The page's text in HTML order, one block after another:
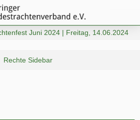
Juni 2024 | Freitag, 14.06.2024